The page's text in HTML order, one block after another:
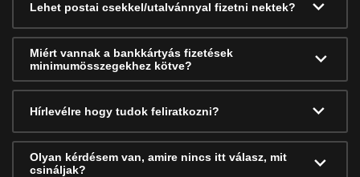
Lehet postai csekkel/utalvánnyal fizetni nektek?
Miért vannak a bankkártyás fizetések
minimumösszegekhez kötve?
Hírlevélre hogy tudok feliratkozni?
Olyan kérdésem van, amire nincs itt válasz, mit
csináljak?